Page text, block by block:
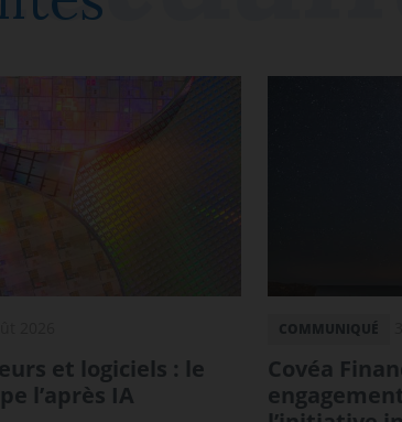
et logiciels : le
l’après IA
Covéa